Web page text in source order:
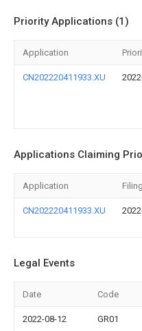
Priority Applications (1)
Application
CN202220411933.XU
Applications Claiming
Application
CN202220411933.XU
Legal Events
Date Code
2022-08-12 GR01